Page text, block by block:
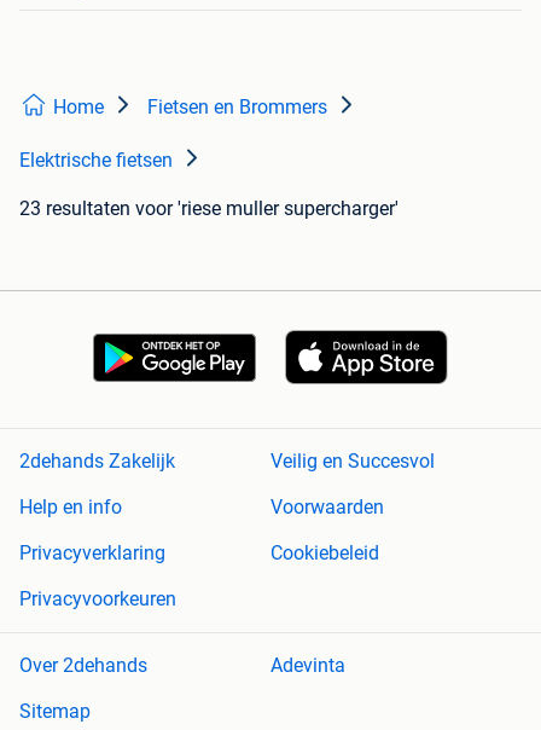
Home Fietsen en Brommers
Elektrische fietsen
23 resultaten voor 'riese muller supercharger'
2dehands Zakelijk
Veilig en Succesvol
Help en info
Voorwaarden
Privacyverklaring
Cookiebeleid
Privacyvoorkeuren
Over 2dehands
Adevinta
Sitemap